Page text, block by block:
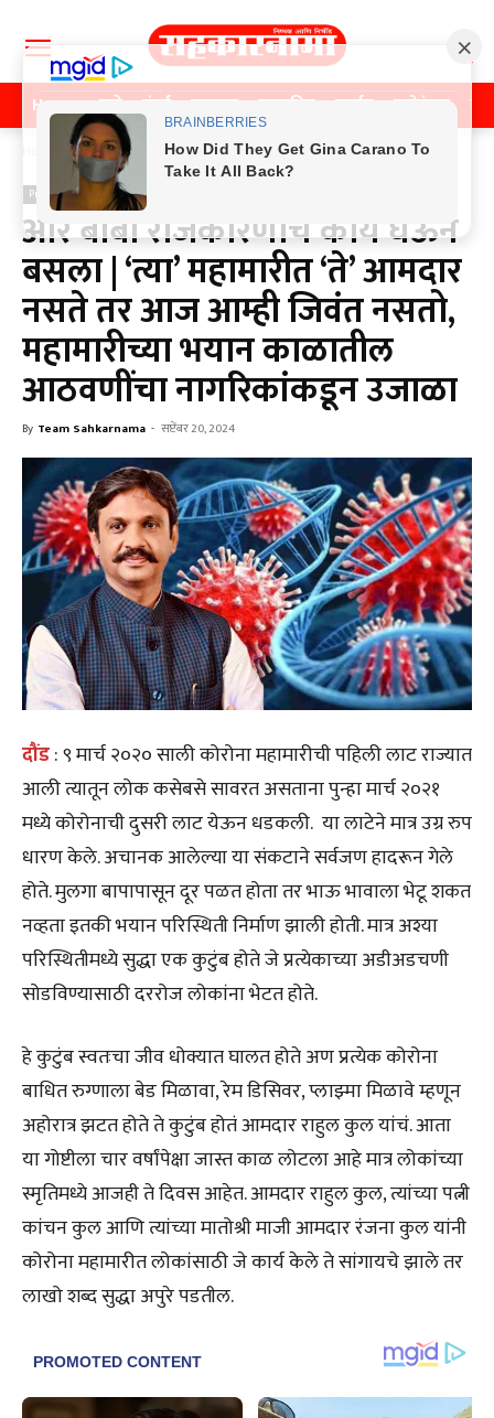
Home पुणे मुंबई महाराष्ट्र राजकीय क्राईम मनोरंजन
Previos News
Previos News
आरं बाबा राजकारणाचं काय घेऊन
बसला | ‘त्या’ महामारीत ‘ते’ आमदार
नसते तर आज आम्ही जिवंत नसतो,
महामारीच्या भयान काळातील
आठवणींचा नागरिकांकडून उजाळा
By Team Sahkarnama - सप्टेंबर 20, 2024
दौंड: ९ मार्च २०२० साली कोरोना महामारीची पहिली लाट राज्यात
आली त्यातून लोक कसेबसे सावरत असताना पुन्हा मार्च २०२१
मध्ये कोरोनाची दुसरी लाट येऊन धडकली. या लाटेने मात्र उग्र रुप
धारण केले. अचानक आलेल्या या संकटाने सर्वजण हादरून गेले
होते. मुलगा बापापासून दूर पळत होता तर भाऊ भावाला भेटू शकत
नव्हता इतकी भयान परिस्थिती निर्माण झाली होती. मात्र अश्या
परिस्थितीमध्ये सुद्धा एक कुटुंब होते जे प्रत्येकाच्या अडीअडचणी
सोडविण्यासाठी दररोज लोकांना भेटत होते.
हे कुटुंब स्वतःचा जीव धोक्यात घालत होते अण प्रत्येक कोरोना
बाधित रुग्णाला बेड मिळावा, रेम डिसिवर, प्लाझ्मा मिळावे म्हणून
अहोरात्र झटत होते ते कुटुंब होतं आमदार राहुल कुल यांचं. आता
या गोष्टीला चार वर्षांपेक्षा जास्त काळ लोटला आहे मात्र लोकांच्या
स्मृतिमध्ये आजही ते दिवस आहेत. आमदार राहुल कुल, त्यांच्या पत्नी
कांचन कुल आणि त्यांच्या मातोश्री माजी आमदार रंजना कुल यांनी
कोरोना महामारीत लोकांसाठी जे कार्य केले ते सांगायचे झाले तर
लाखो शब्द सुद्धा अपुरे पडतील.